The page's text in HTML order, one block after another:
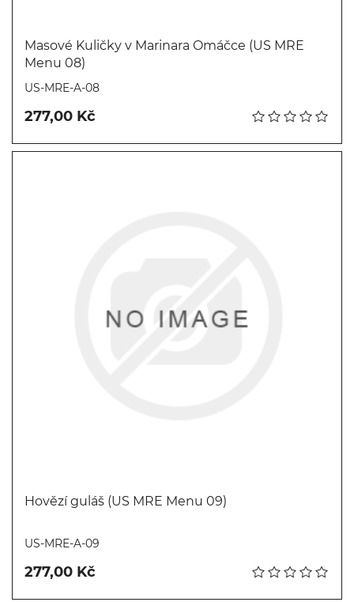
Masové Kuličky v Marinara Omáčce (US MRE
Menu 08)
US-MRE-A-08
277,00 Kč
Hovězí guláš (US MRE Menu 09)
US-MRE-A-09
277,00 Kč